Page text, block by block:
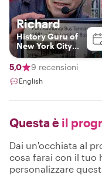
Richard
History Guru of
New York City
who will share
hidden gems
5,0 9 recensioni
English
Questa è il
Dai un'occhiata al
cosa farai con il tuo
personalizzare